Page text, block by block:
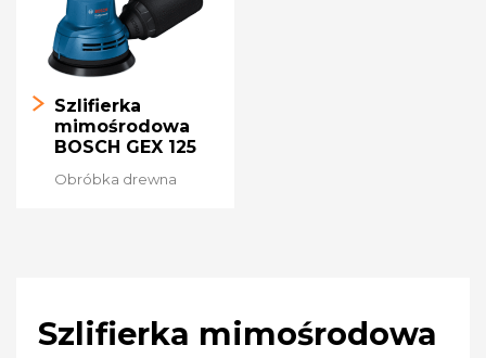
Szlifierka
mimośrodowa
BOSCH GEX 125
Obróbka drewna
Szlifierka mimośrodowa